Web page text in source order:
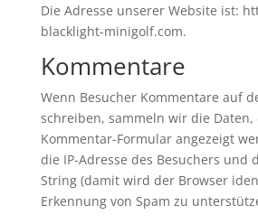
Die Adresse unserer Website ist:
blacklight-minigolf.com.
Kommentare
Wenn Besucher Kommentare auf
schreiben, sammeln wir die Daten,
Kommentar-Formular angezeigt
die IP-Adresse des Besuchers und
String (damit wird der Browser
Erkennung von Spam zu